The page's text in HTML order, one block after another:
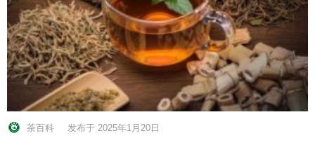
茶百科 发布于 2025年1月20日